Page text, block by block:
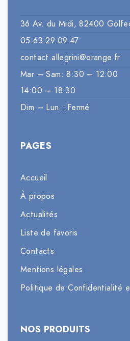
36 Av. du Midi, 82400
05.63.29.09.47
contact.allegrini@orange.fr
Mar – Sam: 8:30 – 12:00
14:00 – 18:30
Dim – Lun : Fermé
PAGES
Accueil
À propos
Actualités
Liste de favoris
Contacts
Mentions légales
Politique de Confidentialité
NOS PRODUITS